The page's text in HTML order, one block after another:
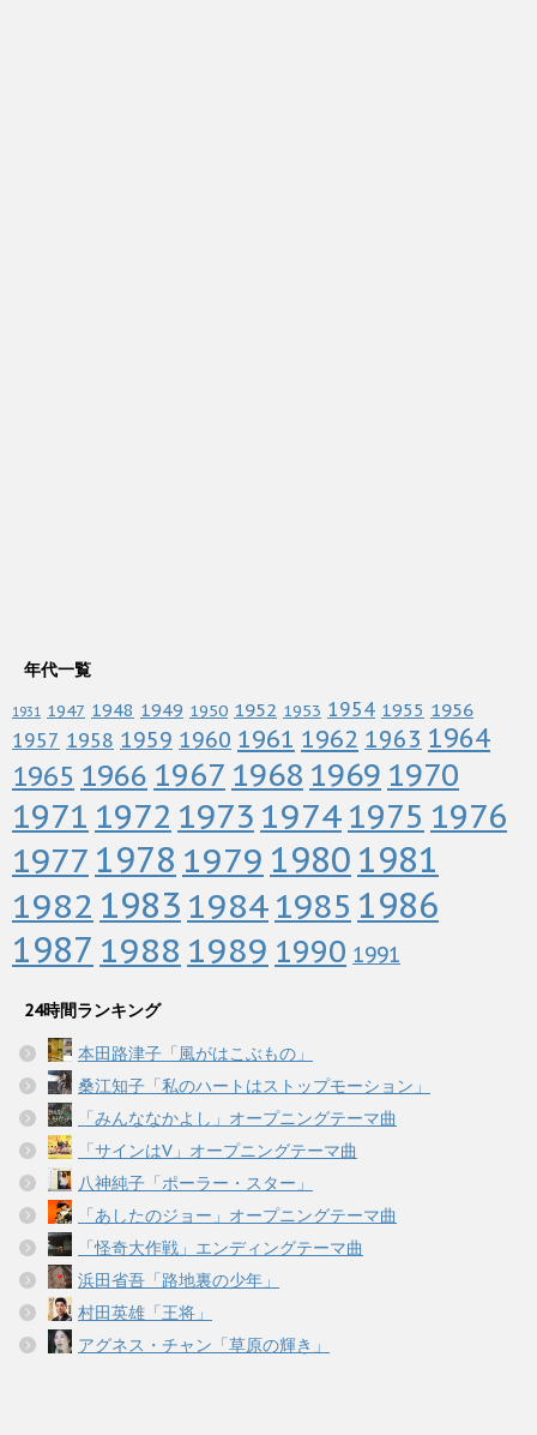
年代一覧
1931 1947 1948 1949 1950 1952 1953 1954 1955 1956
1957 1958 1959 1960 1961 1962 1963 1964
1965 1966 1967 1968 1969 1970
1971 1972 1973 1974 1975 1976
1977 1978 1979 1980 1981
1982 1983 19841985 1986
1987 1988 1989 1990 1991
24時間ランキング
本田路津子「風がはこぶもの」
桑江知子「私のハートはストップモーション」
「みんななかよし」オープニングテーマ曲
「サインはV」オープニングテーマ曲
八神純子「ポーラー・スター」
「あしたのジョー」オープニングテーマ曲
「怪奇大作戦」エンディングテーマ曲
浜田省吾「路地裏の少年」
村田英雄「王将」
アグネス・チャン「草原の輝き」